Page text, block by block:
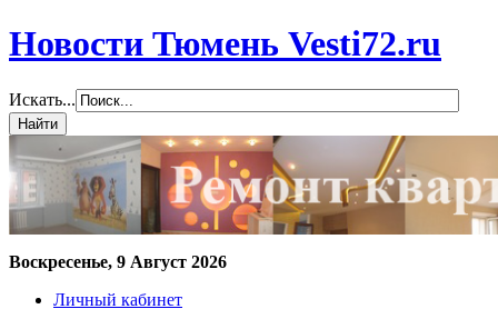
Новости Тюмень Vesti72.ru
Искать...
Воскресенье, 9 Август 2026
Личный кабинет